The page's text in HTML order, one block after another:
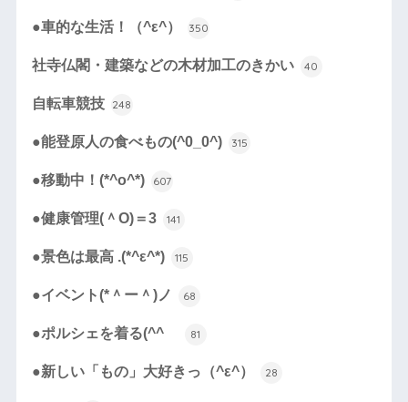
●車的な生活！（^ε^） 350
社寺仏閣・建築などの木材加工のきかい 40
自転車競技 248
●能登原人の食べもの(^0_0^) 315
●移動中！(*^o^*) 607
●健康管理(＾O)＝3 141
●景色は最高 .(*^ε^*) 115
●イベント(*＾ー＾)ノ 68
●ポルシェを着る(^^ゞ 81
●新しい「もの」大好きっ（^ε^） 28